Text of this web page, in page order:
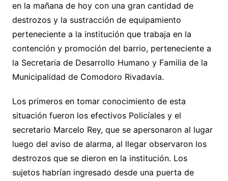
en la mañana de hoy con una gran cantidad de
destrozos y la sustracción de equipamiento
perteneciente a la institución que trabaja en la
contención y promoción del barrio, perteneciente a
la Secretaria de Desarrollo Humano y Familia de la
Municipalidad de Comodoro Rivadavia.
Los primeros en tomar conocimiento de esta
situación fueron los efectivos Policíales y el
secretario Marcelo Rey, que se apersonaron al lugar
luego del aviso de alarma, al llegar observaron los
destrozos que se dieron en la institución. Los
sujetos habrían ingresado desde una puerta de